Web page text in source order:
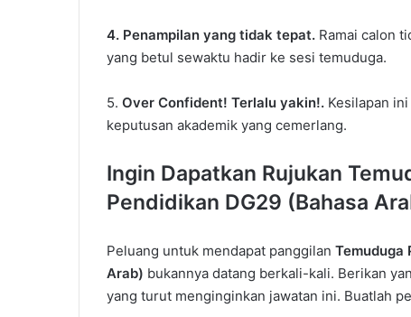
4. Penampilan yang tidak tepat. Ramai calon
yang betul sewaktu hadir ke sesi temuduga.
5. Over Confident! Terlalu yakin!. Kesilapan
keputusan akademik yang cemerlang.
Ingin Dapatkan Rujukan
Pendidikan DG29 (Bahasa
Peluang untuk mendapat panggilan Temuduga
Arab) bukannya datang berkali-kali. Berikan
yang turut menginginkan jawatan ini. Buatlah